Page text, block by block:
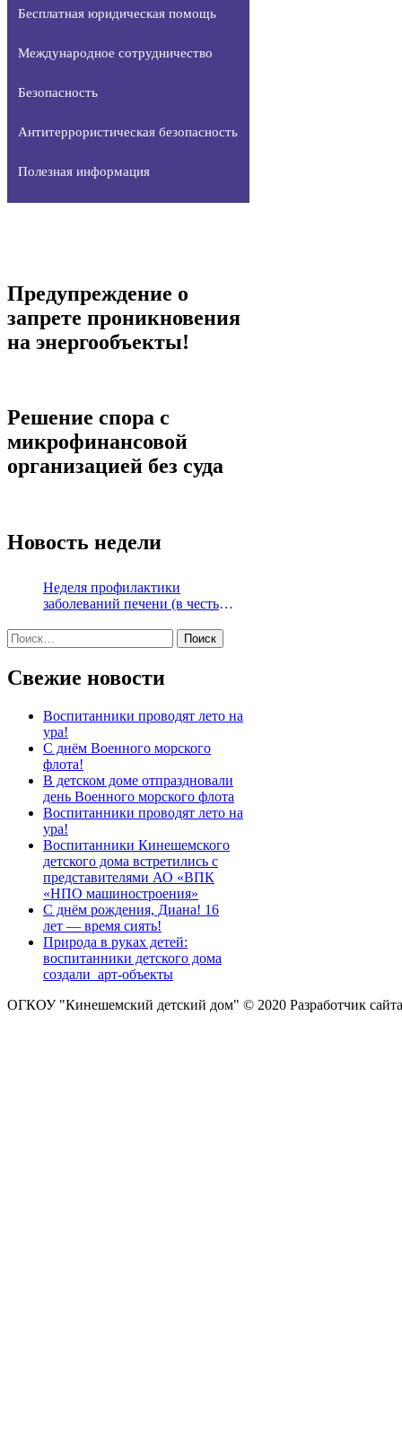
Бесплатная юридическая помощь
Международное сотрудничество
Безопасность
Антитеррористическая безопасность
Полезная информация
Предупреждение о
запрете проникновения
на энергообъекты!
Решение спора с
микрофинансовой
организацией без суда
Новость недели
Неделя профилактики
заболеваний печени (в честь
Найти:
Свежие новости
Воспитанники проводят лето на
ура!
С днём Военного морского
флота!
В детском доме отпраздновали
день Военного морского флота
Воспитанники проводят лето на
ура!
Воспитанники Кинешемского
детского дома встретились с
представителями АО «ВПК
«НПО машиностроения»
С днём рождения, Диана! 16
лет — время сиять!
Природа в руках детей:
воспитанники детского дома
создали арт-объекты
ОГКОУ "Кинешемский детский дом" © 2020 Разработчик